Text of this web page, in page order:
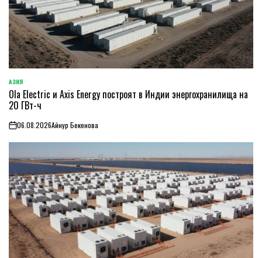
ОПУБЛИКОВАНО
В
АЗИЯ
Ola Electric и Axis Energy построят в Индии энергохранилища на
20 ГВт-ч
on06.08.2026Айнур Бекенова